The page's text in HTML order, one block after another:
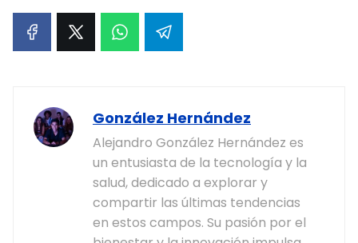
González Hernández
Alejandro González Hernández es
un entusiasta de la tecnología y la
salud, dedicado a explorar y
compartir las últimas tendencias
en estos campos. Su pasión por el